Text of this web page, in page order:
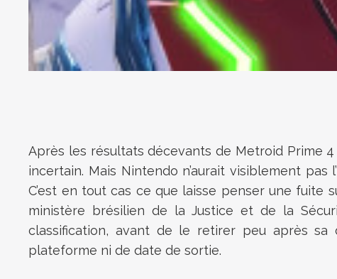
Après les résultats décevants de Metroid Prime
incertain. Mais Nintendo n’aurait visiblement
C’est en tout cas ce que laisse penser une fuite
ministère brésilien de la Justice et de la
classification, avant de le retirer peu après sa
plateforme ni de date de sortie.